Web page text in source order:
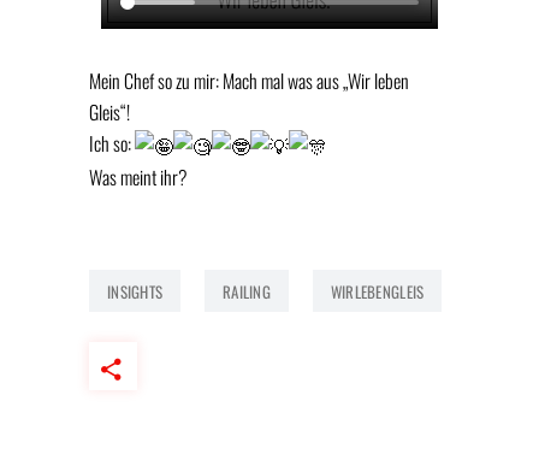
Mein Chef so zu mir: Mach mal was aus „Wir leben
Gleis“!
Ich so:
Was meint ihr?
INSIGHTS RAILING WIRLEBENGLEIS